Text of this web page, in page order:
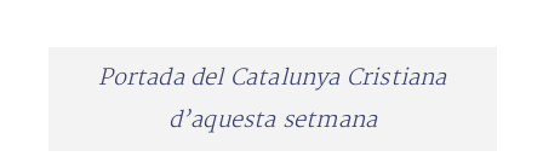
Portada del Catalunya Cristiana
d’aquesta setmana